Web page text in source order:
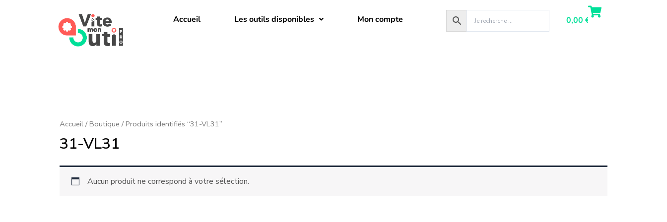
Accueil Les outils disponibles Mon compte 0,00 €
Accueil / Boutique / Produits identifiés “31-VL31”
31-VL31
Aucun produit ne correspond à votre sélection.